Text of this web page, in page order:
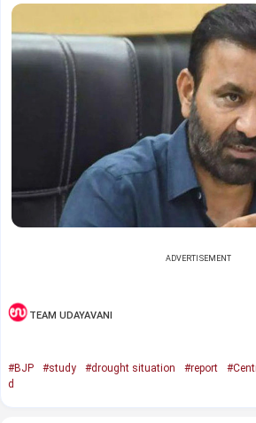
ADVERTISEMENT
TEAM UDAYAVANI
#BJP #study #drought situation #report
d